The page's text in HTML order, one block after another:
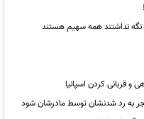
نگه نداشتند همه سهیم هستند
و قربانی کردن اسپانیا
به رد شدنشان توسط مادرشان شود